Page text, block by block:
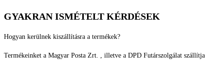
GYAKRAN ISMÉTELT KÉRDÉSEK
Hogyan kerülnek kiszállításra a termékek?
Termékeinket a Magyar Posta Zrt. , illetve a DPD Futárszolgálat szállítja